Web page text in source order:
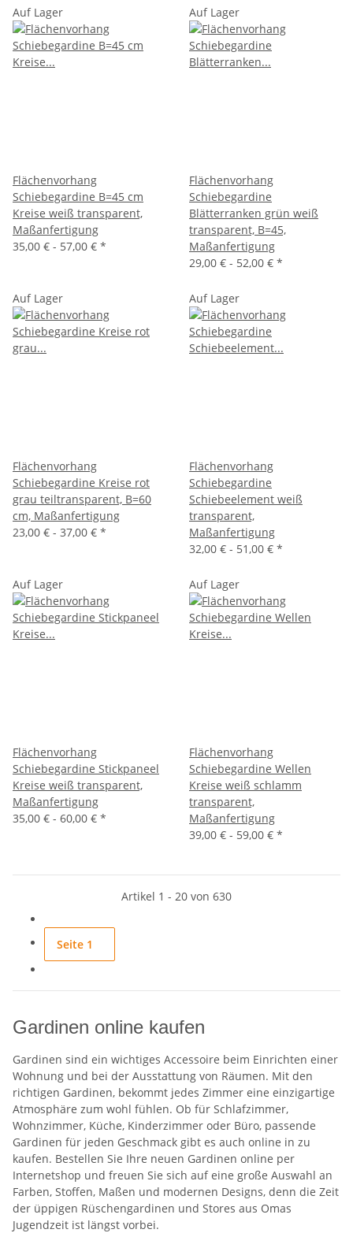
Auf Lager
Flächenvorhang
Schiebegardine B=45 cm
Kreise weiß transparent,
Maßanfertigung
35,00 € - 57,00 € *
Auf Lager
Flächenvorhang
Schiebegardine
Blätterranken grün weiß
transparent, B=45,
Maßanfertigung
29,00 € - 52,00 € *
Auf Lager
Flächenvorhang
Schiebegardine Kreise rot
grau teiltransparent, B=60
cm, Maßanfertigung
23,00 € - 37,00 € *
Auf Lager
Flächenvorhang
Schiebegardine
Schiebeelement weiß
transparent,
Maßanfertigung
32,00 € - 51,00 € *
Auf Lager
Flächenvorhang
Schiebegardine Stickpaneel
Kreise weiß transparent,
Maßanfertigung
35,00 € - 60,00 € *
Auf Lager
Flächenvorhang
Schiebegardine Wellen
Kreise weiß schlamm
transparent,
Maßanfertigung
39,00 € - 59,00 € *
Artikel 1 - 20 von 630
Seite 1
Gardinen online kaufen
Gardinen sind ein wichtiges Accessoire beim Einrichten einer
Wohnung und bei der Ausstattung von Räumen. Mit den
richtigen Gardinen, bekommt jedes Zimmer eine einzigartige
Atmosphäre zum wohl fühlen. Ob für Schlafzimmer,
Wohnzimmer, Küche, Kinderzimmer oder Büro, passende
Gardinen für jeden Geschmack gibt es auch online in zu
kaufen. Bestellen Sie Ihre neuen Gardinen online per
Internetshop und freuen Sie sich auf eine große Auswahl an
Farben, Stoffen, Maßen und modernen Designs, denn die Zeit
der üppigen Rüschengardinen und Stores aus Omas
Jugendzeit ist längst vorbei.